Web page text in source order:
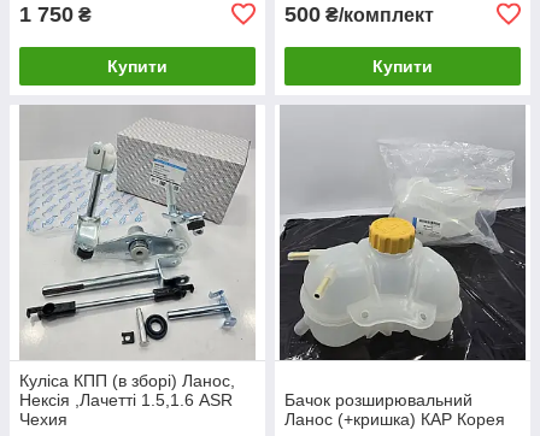
1 750 ₴
Купити
500 ₴/комплект
Купити
Куліса КПП (в зборі) Ланос,
Нексія ,Лачетті 1.5,1.6 ASR
Чехия
Бачок розширювальний
Ланос (+кришка) КАР Корея